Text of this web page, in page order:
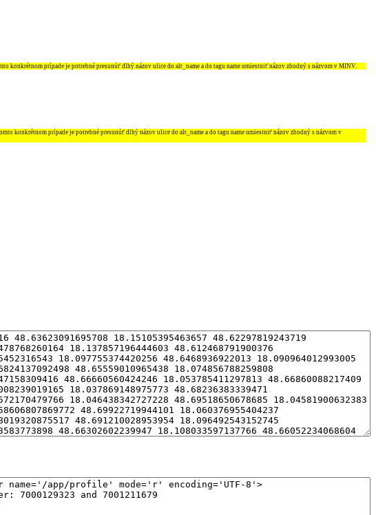
konkrétnom prípade je potrebné presunúť dlhý názov ulice do alt_namea do tagu nameumiestniť názov zhodný s názvom v MINV.
konkrétnom prípade je potrebné presunúť dlhý názov ulice do alt_namea do tagu nameumiestniť názov zhodný s názvom v